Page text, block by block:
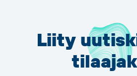
Liity